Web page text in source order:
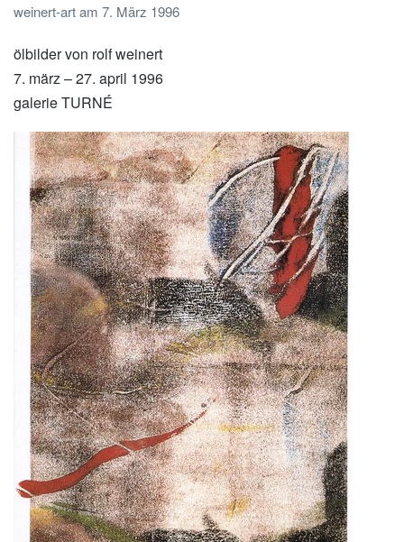
weinert-artam 7. März 1996
ölbilder von rolf weinert
7. märz – 27. april 1996
galerie TURNÉ